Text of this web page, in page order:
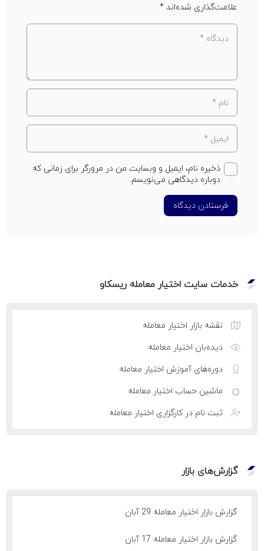
خدمات سایت اختیار معامله ریسکاو
نقشه بازار اختیار معامله
دیده‌بان اختیار معامله
دوره‌های آموزش اختیار معامله
ماشین حساب اختیار معامله
ثبت نام در کارگزاری اختیار معامله
گزارش‌های بازار
گزارش بازار اختیار معامله 29 آبان
گزارش بازار اختیار معامله 17 آبان
علامت‌گذاری شده‌اند*
ذخیره نام، ایمیل و وبسایت من در مرورگر برای زمانی که
دوباره دیدگاهی می‌نویسم.
فرستادن دیدگاه